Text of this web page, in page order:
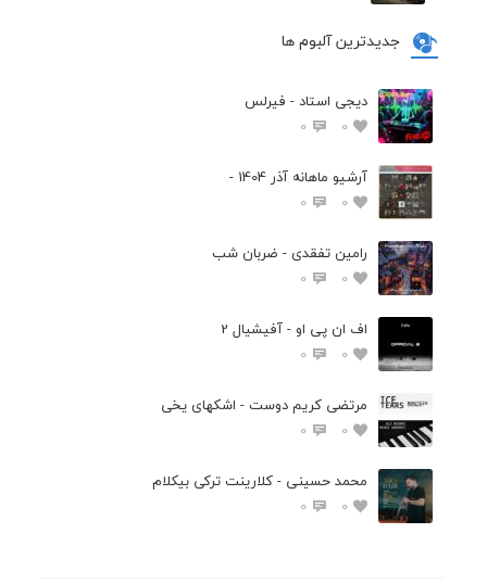
جدیدترین آلبوم ها
دیجی استاد - فیرلس
0
0
آرشیو ماهانه آذر 1404 -
0
0
رامین تفقدی - ضربان شب
0
0
اف ان پی او - آفیشیال 2
0
0
مرتضی کریم دوست - اشکهای یخی
0
0
محمد حسینی - کلارینت ترکی بیکلام
0
0